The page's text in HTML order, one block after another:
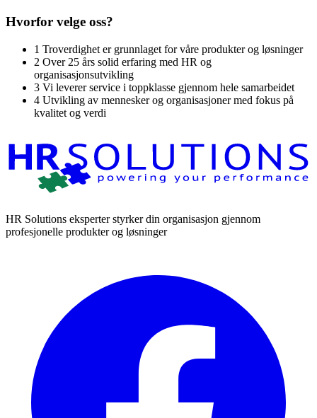
Hvorfor velge oss?
1 Troverdighet er grunnlaget for våre produkter og løsninger
2 Over 25 års solid erfaring med HR og
organisasjonsutvikling
3 Vi leverer service i toppklasse gjennom hele samarbeidet
4 Utvikling av mennesker og organisasjoner med fokus på
kvalitet og verdi
HR Solutions eksperter styrker din organisasjon gjennom
profesjonelle produkter og løsninger